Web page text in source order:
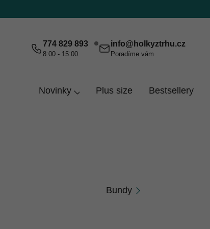
na
774 829 893
8:00 - 15:00
info@ holkyztrhu.cz
Poradíme vám
Novinky Plus size Bestsellery
Bundy